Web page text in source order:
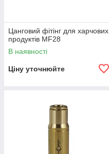
Цанговий фітінг для харчових
продуктів MF28
В наявності
Ціну уточнюйте